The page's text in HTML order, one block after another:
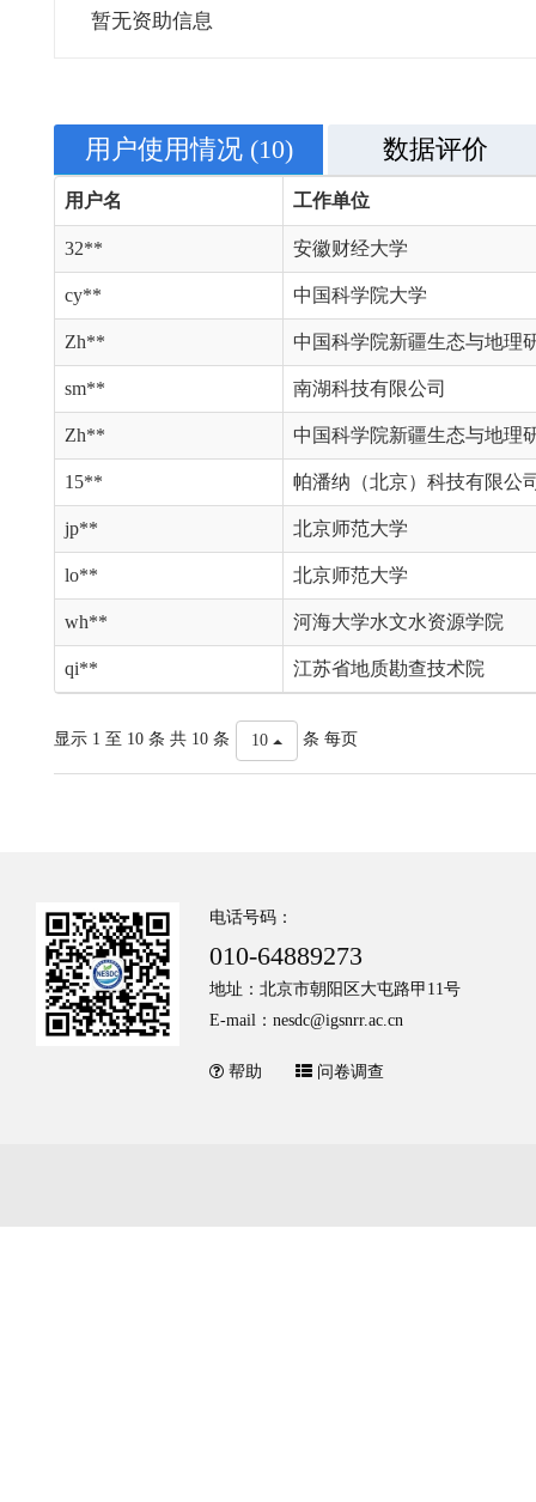
暂无资助信息
用户使用情况 (10) 数据评价
用户名 工作单位
32** 安徽财经大学
cy** 中国科学院大学
Zh** 中国科学院新疆生态与地理
sm** 南湖科技有限公司
Zh** 中国科学院新疆生态与地理
15** 帕潘纳（北京）科技有限公
jp** 北京师范大学
lo** 北京师范大学
wh** 河海大学水文水资源学院
qi** 江苏省地质勘查技术院
显示 1 至 10 条 共 10 条 10 条 每页
电话号码：
010-64889273
地址：北京市朝阳区大屯路甲11号
E-mail：nesdc@igsnrr.ac.cn
帮助 问卷调查